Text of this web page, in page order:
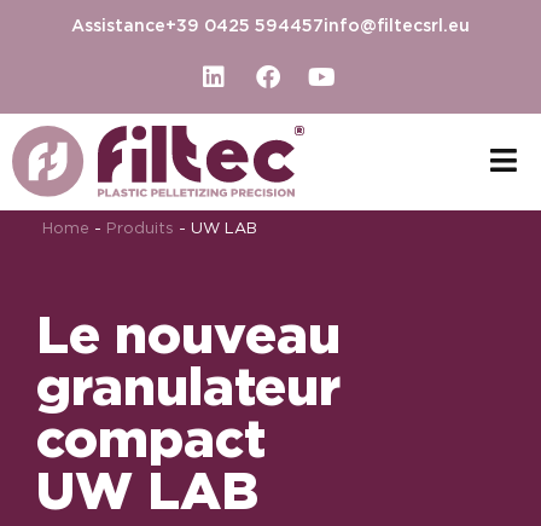
Assistance+39 0425 594457info@filtecsrl.eu
Home - Produits - UW LAB
Le nouveau
granulateur
compact
UW LAB